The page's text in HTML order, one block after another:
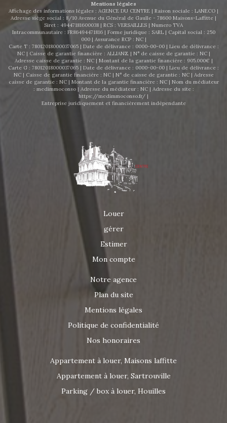
Mentions légales
Affichage des informations légales : AGENCE DU CENTRE | Raison sociale : LANECO |
Adresse siège social : 8/10 Avenue du Général de Gaulle - 78600 Maisons-Laffitte |
Siret : 49447181600038 | RCS : VERSAILLES | Numero TVA
Intracommunautaire : FR86494471816 | Forme juridique : SARL | Capital social : 250
000 | Assurance RCP : NC |
Carte T : 78012018000037065 | Date de délivrance : 0000-00-00 | Lieu de délivrance :
NC | Caisse de garantie financière : ALLIANZ. | N° de caisse de garantie : NC |
Adresse caisse de garantie : NC | Montant de la garantie financière : 905.000€ |
Carte G : 78012018000037065 | Date de délivrance : 0000-00-00 | Lieu de délivrance :
NC | Caisse de garantie financière : NC | N° de caisse de garantie : NC | Adresse
caisse de garantie : NC | Montant de la garantie financière : NC | Nom du médiateur
: medimmoconso | Adresse du médiateur : NC | Adresse du site :
https://medimmoconso.fr/ |
Entreprise juridiquement et financièrement indépendante
Louer
gérer
Estimer
Mon compte
Notre agence
Plan du site
Mentions légales
Politique de confidentialité
Nos honoraires
Appartement à louer, Maisons laffitte
Appartement à louer, Sartrouville
Parking / box à louer, Houilles